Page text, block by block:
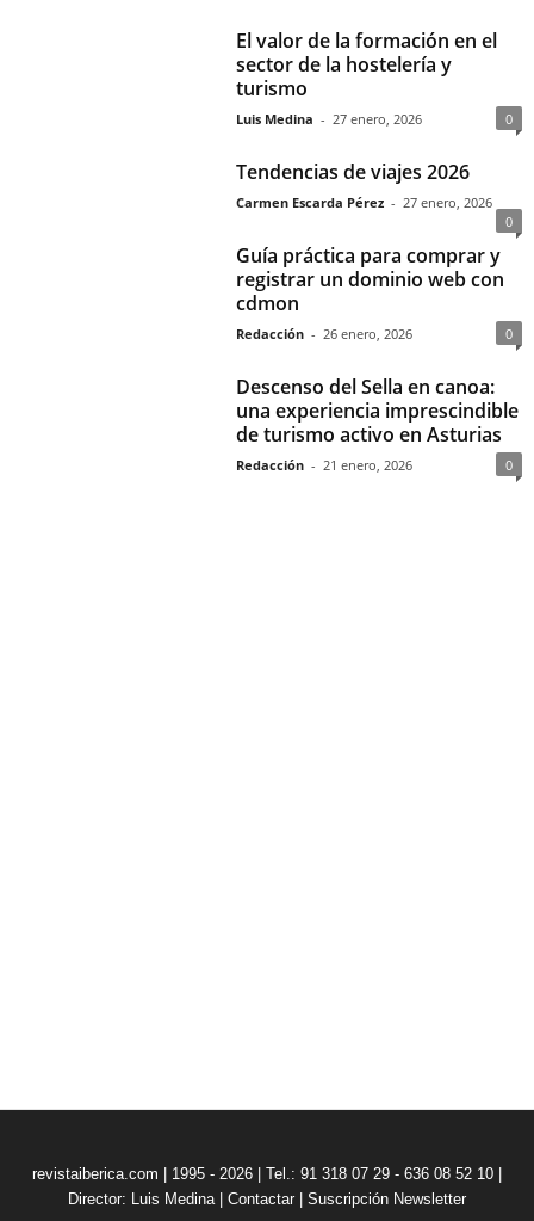
El valor de la formación en el
sector de la hostelería y
turismo
Luis Medina - 27 enero, 2026 0
Tendencias de viajes 2026
Carmen Escarda Pérez - 27 enero, 2026
0
Guía práctica para comprar y
registrar un dominio web con
cdmon
Redacción - 26 enero, 2026 0
Descenso del Sella en canoa:
una experiencia imprescindible
de turismo activo en Asturias
Redacción - 21 enero, 2026 0
revistaiberica.com | 1995 - 2026 | Tel.: 91 318 07 29 - 636 08 52 10 |
Director: Luis Medina | Contactar | Suscripción Newsletter